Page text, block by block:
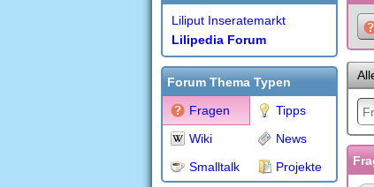
Liliput Inseratemarkt
Lilipedia Forum
Forum Thema Typen
Fragen
Tipps
Wiki
News
Smalltalk
Projekte